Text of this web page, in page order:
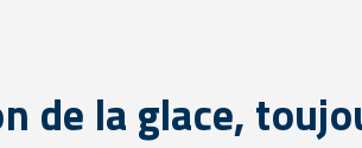
de la glace,